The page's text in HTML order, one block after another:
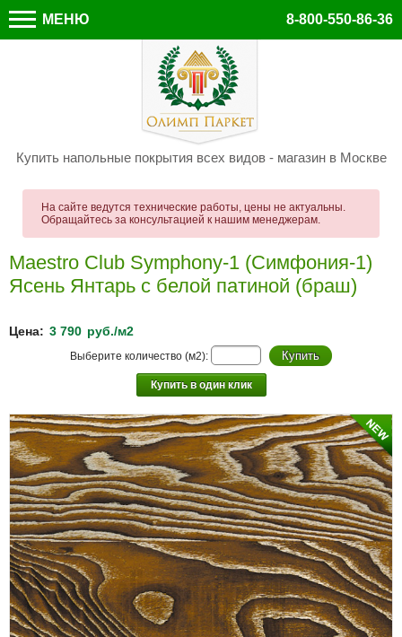
МЕНЮ 8-800-550-86-36
Купить напольные покрытия всех видов - магазин в Москве
На сайте ведутся технические работы, цены не актуальны.
Обращайтесь за консультацией к нашим менеджерам.
Maestro Club Symphony-1 (Симфония-1)
Ясень Янтарь с белой патиной (браш)
Цена: 3 790 руб./м2
Выберите количество (м2):
Купить в один клик